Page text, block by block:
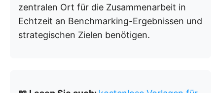
zentralen Ort für die Zusammenarbeit in
Echtzeit an Benchmarking-Ergebnissen und
strategischen Zielen benötigen.